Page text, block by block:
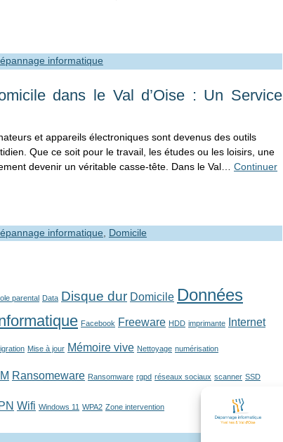
informatique
dans le Val d’Oise : Un Service
et appareils électroniques sont devenus des outils
Que ce soit pour le travail, les études ou les loisirs, une
devenir un véritable casse-tête. Dans le Val… Continuer
informatique Domicile
parental Data Disque dur Domicile Données
Facebook Freeware HDD imprimante Internet
Mise à jour Mémoire vive Nettoyage numérisation
Ransomeware Ransomware rgpd réseaux sociaux scanner SSD
Wifi Windows 11 WPA2 Zone intervention